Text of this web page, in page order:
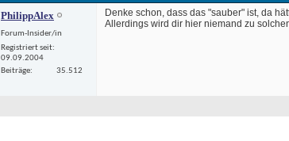
PhilippAlex
Forum-Insider/in
Registriert seit
09.09.2004
Beiträge
35.512
Denke schon, dass das "sauber" ist, da
Allerdings wird dir hier niemand zu